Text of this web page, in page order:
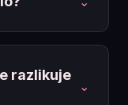
razlikuje
⌄